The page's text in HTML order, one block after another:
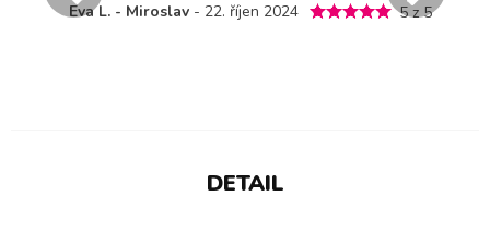
DETAIL